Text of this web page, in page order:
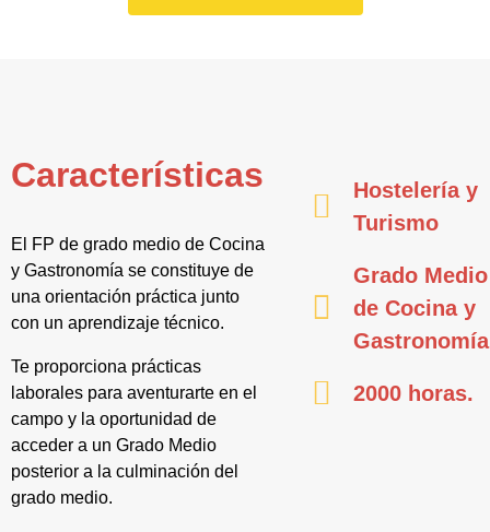
Características
El FP de grado medio de Cocina
y Gastronomía se constituye de
una orientación práctica junto
con un aprendizaje técnico.
Te proporciona prácticas
laborales para aventurarte en el
campo y la oportunidad de
acceder a un Grado Medio
posterior a la culminación del
grado medio.
Hostelería y
Turismo
Grado Medio
de Cocina y
Gastronomía
2000 horas.